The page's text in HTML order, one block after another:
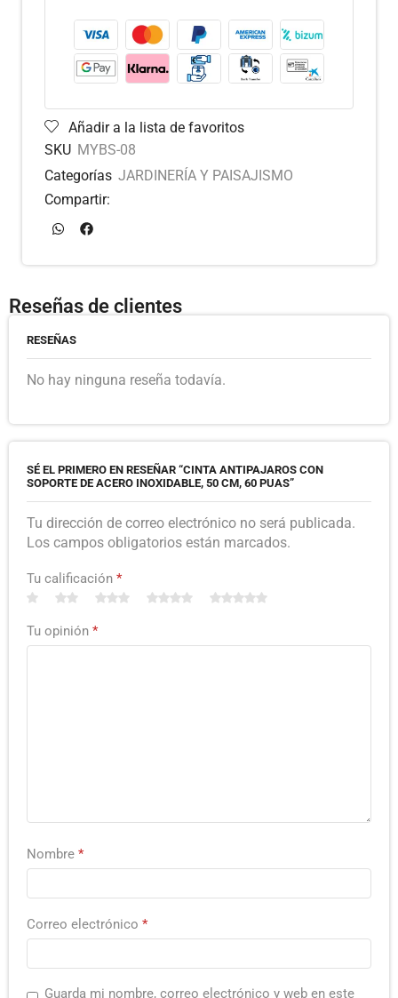
Añadir a la lista de favoritos
SKU MYBS-08
Categorías JARDINERÍA Y PAISAJISMO
Compartir:
Reseñas de clientes
RESEÑAS
No hay ninguna reseña todavía.
SÉ EL PRIMERO EN RESEÑAR “CINTA ANTIPAJAROS CON
SOPORTE DE ACERO INOXIDABLE, 50 CM, 60 PUAS”
Tu dirección de correo electrónico no será publicada.
Los campos obligatorios están marcados.
Tu calificación *
Tu opinión *
Nombre *
Correo electrónico *
Guarda mi nombre, correo electrónico y web en este